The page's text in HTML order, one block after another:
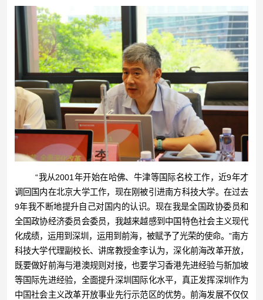
“我从2001年开始在哈佛、牛津等国际名校工作，近9年才
调回国内在北京大学工作，现在刚被引进南方科技大学。在过去
9年我不断地提升自己对国内的认识。现在我是全国政协委员和
全国政协经济委员会委员，我越来越感到中国特色社会主义现代
化成绩，运用到深圳，运用到前海，被赋予了光荣的使命。”南方
科技大学代理副校长、讲席教授金李认为，深化前海改革开放，
既要做好前海与港澳规则对接，也要学习香港先进经验与新加坡
等国际先进经验，全面提升深圳国际化水平，真正发挥深圳作为
中国社会主义改革开放事业先行示范区的优势。前海发展不仅仅